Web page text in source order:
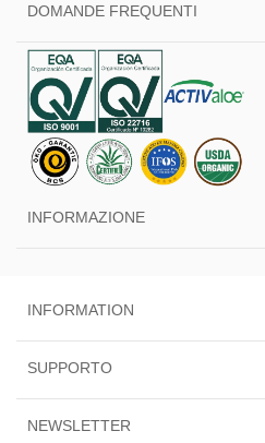
DOMANDE FREQUENTI
INFORMAZIONE
INFORMATION
SUPPORTO
NEWSLETTER